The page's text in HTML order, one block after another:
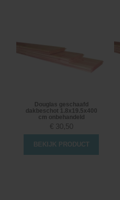
Douglas geschaafd
dakbeschot 1.8x19.5x400
cm onbehandeld
€ 30,50
BEKIJK PRODUCT